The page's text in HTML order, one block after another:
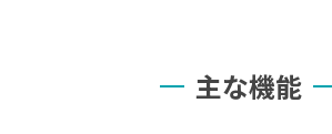
主な機能